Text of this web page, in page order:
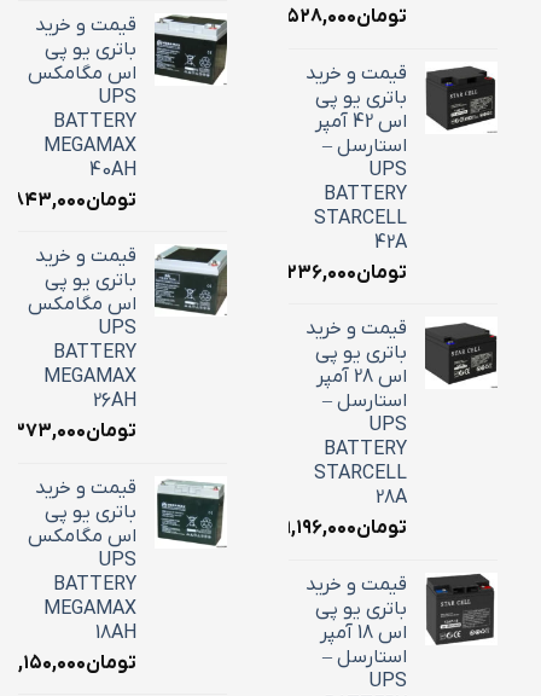
تومان۲۲,۵۲۸,۰۰۰
قیمت و خرید
باتری یو پی
اس 42 آمپر
استارسل –
UPS
BATTERY
STARCELL
42A
تومان۱۶,۲۳۶,۰۰۰
قیمت و خرید
باتری یو پی
اس 28 آمپر
استارسل –
UPS
BATTERY
STARCELL
28A
تومان۹,۱۹۶,۰۰۰
قیمت و خرید
باتری یو پی
اس 18 آمپر
استارسل –
UPS
قیمت و خرید
باتری یو پی
اس مگامکس
UPS
BATTERY
MEGAMAX
40AH
تومان
قیمت و خرید
باتری یو پی
اس مگامکس
UPS
BATTERY
MEGAMAX
26AH
تومان
قیمت و خرید
باتری یو پی
اس مگامکس
UPS
BATTERY
MEGAMAX
18AH
تومان۷,۱۵۰,۰۰۰